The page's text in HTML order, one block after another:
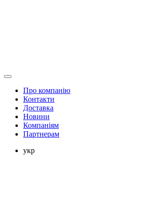
Про компанію
Контакти
Доставка
Новини
Компаніям
Партнерам
укр